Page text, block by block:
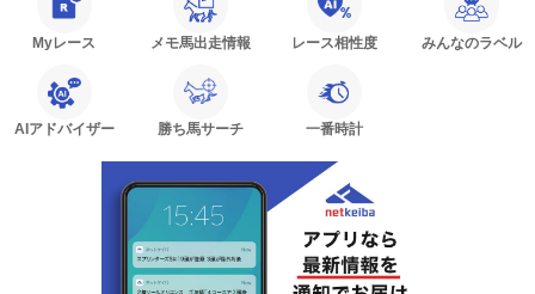
Myレース メモ馬出走情報 レース相性度 みんなのラベル
AIアドバイザー 勝ち馬サーチ 一番時計